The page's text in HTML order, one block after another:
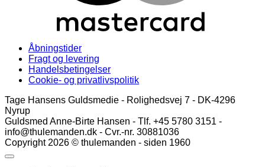
Åbningstider
Fragt og levering
Handelsbetingelser
Cookie- og privatlivspolitik
Tage Hansens Guldsmedie - Rolighedsvej 7 - DK-4296
Nyrup
Guldsmed Anne-Birte Hansen - Tlf. +45 5780 3151 -
info@thulemanden.dk - Cvr.-nr. 30881036
Copyright 2026 © thulemanden - siden 1960